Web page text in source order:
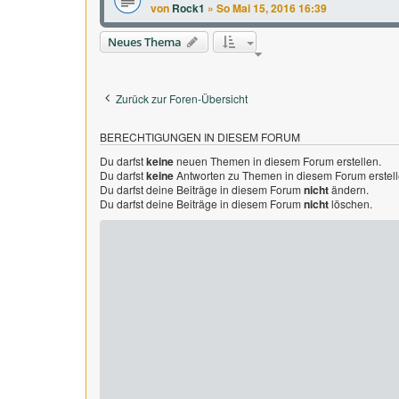
von Rock1 » So Mai 15, 2016 16:39
Neues Thema
Zurück zur Foren-Übersicht
BERECHTIGUNGEN IN DIESEM FORUM
Du darfstkeineneuen Themen in diesem Forum erstellen.
Du darfstkeineAntworten zu Themen in diesem Forum
Du darfst deine Beiträge in diesem Forumnichtändern.
Du darfst deine Beiträge in diesem Forumnichtlöschen.